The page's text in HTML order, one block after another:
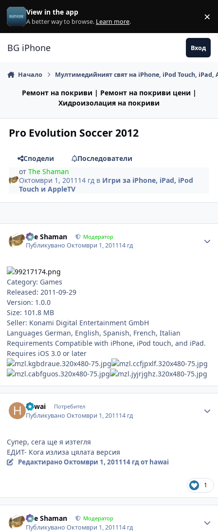
Премини към съдържанието
View in the app
A better way to browse. Learn more. ×
BG iPhone Вход
Начало Мултимедийният свят на iPhone, iPod Touch, iPad,
Ремонт на покриви | Ремонт на покриви цени |
Хидроизолация на покриви
Pro Evolution Soccer 2012
Сподели
Последователи
отThe Shaman
Октомври 1, 2011 14 гд в Игри за iPhone, iPad, iPod
Touch и AppleTV
The Shaman Модератор
ПубликуваноОктомври 1, 201114 гд
Category: Games
Released: 2011-09-29
Version: 1.0.0
Size: 101.8 MB
Seller: Konami Digital Entertainment GmbH
Languages German, English, Spanish, French, Italian
Requirements Compatible with iPhone, iPod touch, and iPad.
Requires iOS 3.0 or later
hawai Потребител
ПубликуваноОктомври 1, 201114 гд
Супер, сега ще я изтегля
ЕДИТ- Кога излиза цялата версия
РедактираноОктомври 1, 201114 гдот hawai
1
The Shaman Модератор
ПубликуваноОктомври 1, 201114 гд